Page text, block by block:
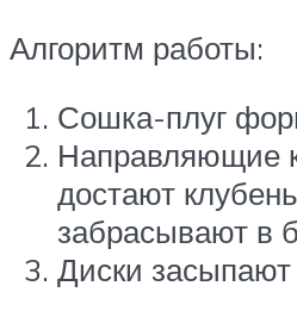
Алгоритм работы:
Сошка-плуг
Направляющие
достают
забрасывают в
Диски засыпают